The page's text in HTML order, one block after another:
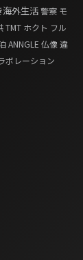
海外生活警察 モ
TMT ホクト フル
ANNGLE 仏像 違
ボレーション